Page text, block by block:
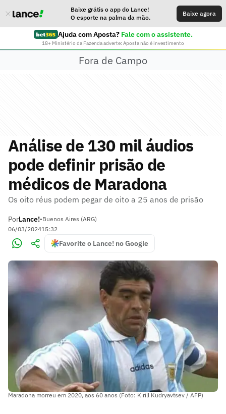
Baixe grátis o app do Lance!
O esporte na palma da mão.
Baixe agora
Ajuda com Aposta? Fale com o assistente.
18+ Ministério da Fazenda adverte: Aposta não é investimento
Fora de Campo
Análise de 130 mil áudios
pode definir prisão de
médicos de Maradona
Os oito réus podem pegar de oito a 25 anos de prisão
PorLance!•Buenos Aires (ARG)
06/03/202415:32
Favorite o Lance! no Google
Maradona morreu em 2020, aos 60 anos (Foto: Kirill Kudryavtsev / AFP)